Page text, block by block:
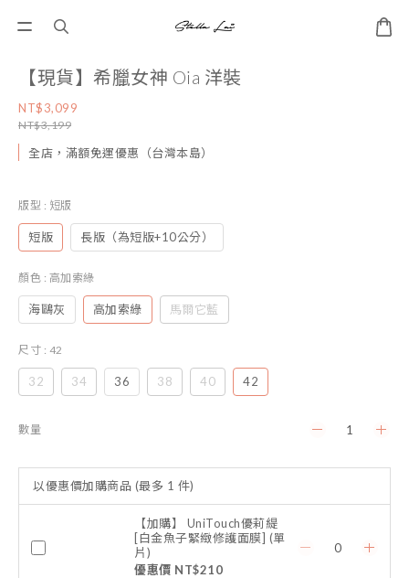
【現貨】希臘女神 Oia 洋裝
NT$3,099
NT$3,199
全店，滿額免運優惠（台灣本島）
版型 : 短版
短版 長版（為短版+10公分）
顏色 : 高加索綠
海鷗灰 高加索綠 馬爾它藍
尺寸 : 42
32 34 36 38 40 42
數量
以優惠價加購商品 (最多 1 件)
【加購】 UniTouch優莉緹
[白金魚子緊緻修護面膜] (單
片)
優惠價 NT$210